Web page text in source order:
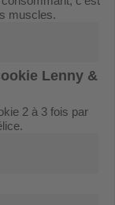
muscles.
Lenny &
2 à 3 fois par